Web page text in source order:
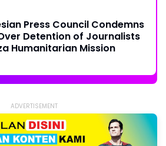
Press Council Condemns
Detention of Journalists
Humanitarian Mission
ADVERTISEMENT